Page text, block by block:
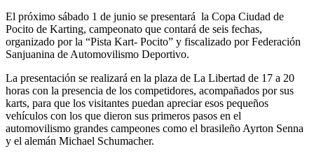
El próximo sábado 1 de junio se presentará la Copa Ciudad de
Pocito de Karting, campeonato que contará de seis fechas,
organizado por la “Pista Kart- Pocito” y fiscalizado por Federación
Sanjuanina de Automovilismo Deportivo.
La presentación se realizará en la plaza de La Libertad de 17 a 20
horas con la presencia de los competidores, acompañados por sus
karts, para que los visitantes puedan apreciar esos pequeños
vehículos con los que dieron sus primeros pasos en el
automovilismo grandes campeones como el brasileño Ayrton Senna
y el alemán Michael Schumacher.